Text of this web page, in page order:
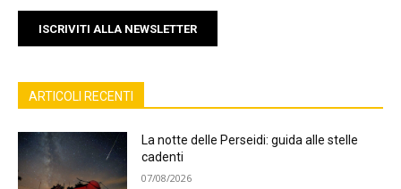
ISCRIVITI ALLA NEWSLETTER
ARTICOLI RECENTI
La notte delle Perseidi: guida alle stelle
cadenti
07/08/2026